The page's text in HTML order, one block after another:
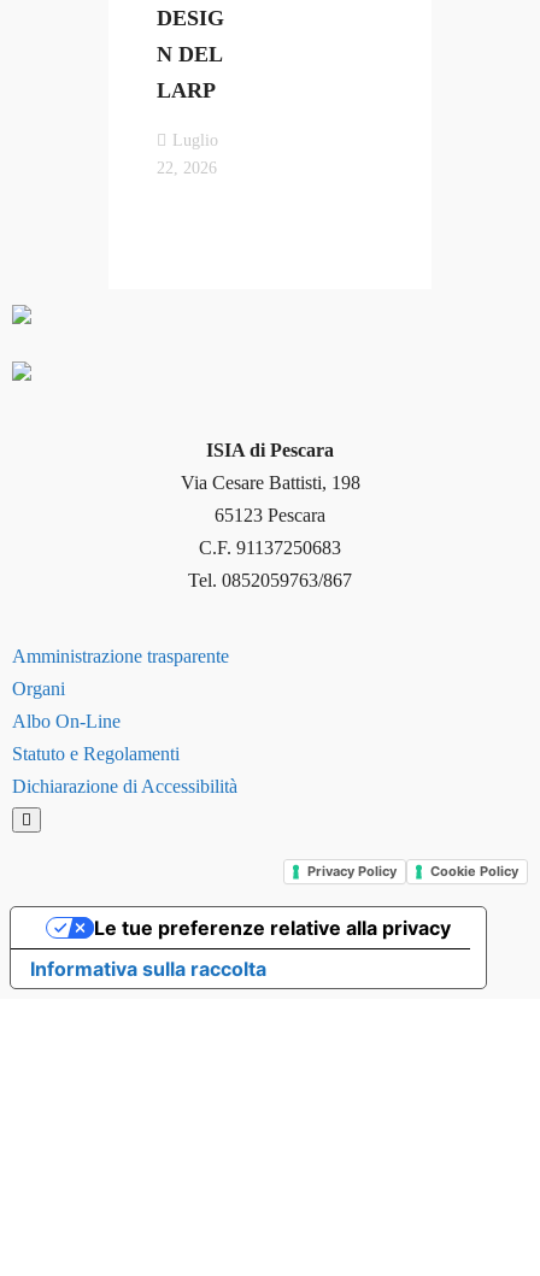
DESIG
N DEL
LARP
Luglio
22, 2026
ISIA di Pescara
Via Cesare Battisti, 198
65123 Pescara
C.F. 91137250683
Tel. 0852059763/867
Amministrazione trasparente
Organi
Albo On-Line
Statuto e Regolamenti
Dichiarazione di Accessibilità
Hamburger Toggle Menu
Privacy Policy Cookie Policy
Informativa sulla raccolta
Le tue preferenze relative alla privacy